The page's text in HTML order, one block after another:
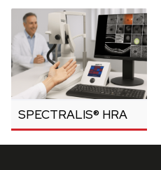
SPECTRALIS® HRA